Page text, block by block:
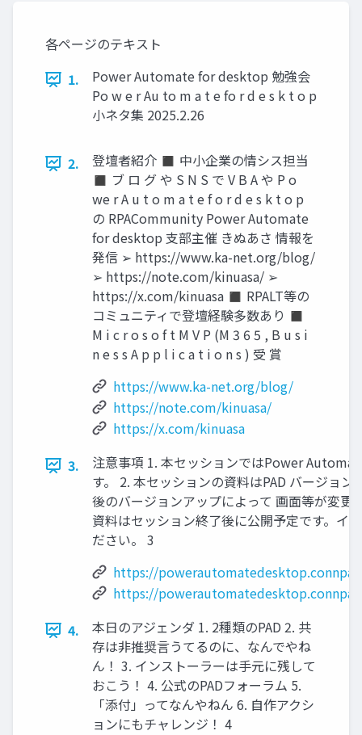
各ページのテキスト
1.
Power Automate for desktop 勉強会
Po w e r Au to m a t e fo r d e s k t o p
小ネタ集 2025.2.26
2.
登壇者紹介 ◼ 中小企業の情シス担当
◼ ブ ロ グ や S N S で V B A や P o
we r A u t o m a t e f o r d e s k t o p
の RPACommunity Power Automate
for desktop 支部主催 きぬあさ 情報を
発信 ➢ https://www.ka-net.org/blog/
➢ https://note.com/kinuasa/ ➢
https://x.com/kinuasa ◼ RPALT等の
コミュニティで登壇経験多数あり ◼
M i c r o s o f t M V P (M 3 6 5 , B u s i
n e s s A p p l i c a t i o n s ) 受 賞
https://www.ka-net.org/blog/
https://note.com/kinuasa/
https://x.com/kinuasa
3.
注意事項 1. 本セッションではPower
す。 2. 本セッションの資料はPAD バージョ
後のバージョンアップによって 画面等が変更
資料はセッション終了後に公開予定です。イ
ださい。 3
https://
https://
4.
本日のアジェンダ 1. 2種類のPAD 2. 共
存は非推奨言うてるのに、なんでやね
ん！ 3. インストーラーは手元に残して
おこう！ 4. 公式のPADフォーラム 5.
「添付」ってなんやねん 6. 自作アクシ
ョンにもチャレンジ！ 4